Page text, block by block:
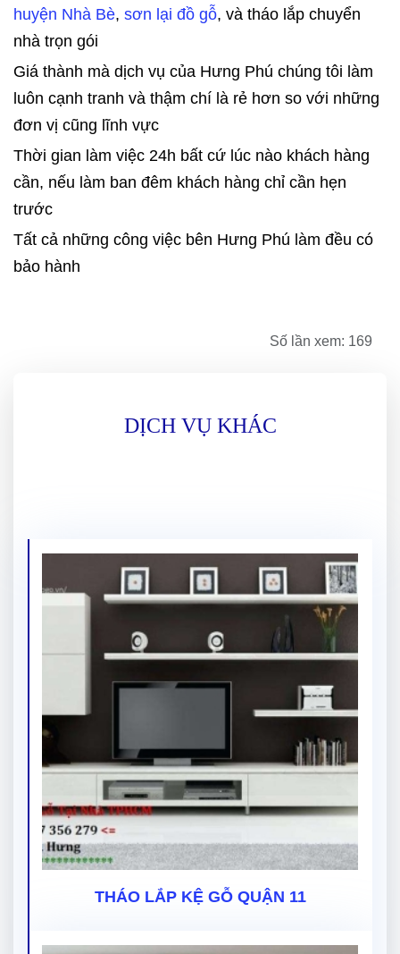
huyện Nhà Bè, sơn lại đồ gỗ, và tháo lắp chuyển
nhà trọn gói
Giá thành mà dịch vụ của Hưng Phú chúng tôi làm
luôn cạnh tranh và thậm chí là rẻ hơn so với những
đơn vị cũng lĩnh vực
Thời gian làm việc 24h bất cứ lúc nào khách hàng
cần, nếu làm ban đêm khách hàng chỉ cần hẹn
trước
Tất cả những công việc bên Hưng Phú làm đều có
bảo hành
Số lần xem: 169
DỊCH VỤ KHÁC
THÁO LẮP KỆ GỖ QUẬN 11